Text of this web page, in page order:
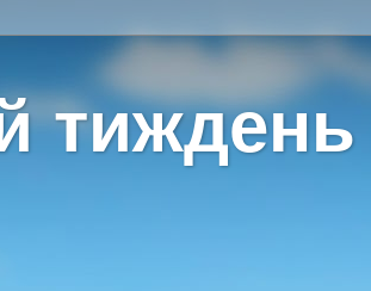
тиждень